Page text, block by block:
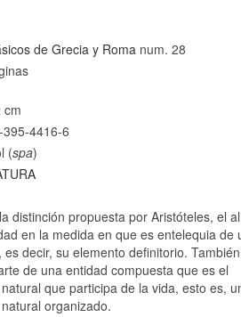
de Grecia y Roma num. 28
cm
4416-6
(spa)
distinción propuesta por Aristóteles, el
en la medida en que es entelequia de
es decir, su elemento definitorio.
de una entidad compuesta que es el
que participa de la vida, esto es,
organizado.